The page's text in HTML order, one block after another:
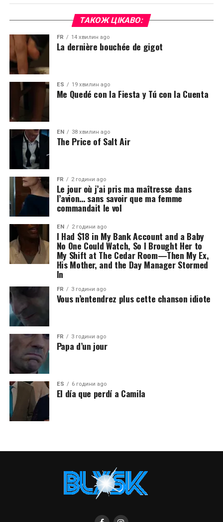
ТАКОЖ ЦІКАВО:
FR 14 хвилин ago
La dernière bouchée de gigot
ES 19 хвилин ago
Me Quedé con la Fiesta y Tú con la Cuenta
EN 38 хвилин ago
The Price of Salt Air
FR 2 години ago
Le jour où j’ai pris ma maîtresse dans
l’avion… sans savoir que ma femme
commandait le vol
EN 2 години ago
I Had $18 in My Bank Account and a Baby
No One Could Watch, So I Brought Her to
My Shift at The Cedar Room—Then My Ex,
His Mother, and the Day Manager Stormed
In
FR 3 години ago
Vous n’entendrez plus cette chanson idiote
FR 3 години ago
Papa d’un jour
ES 6 години ago
El día que perdí a Camila